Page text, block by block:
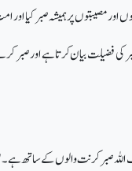
مصیبتوں پر ہمیشہ صبر کیا اور
کی فضیلت بیان کرتا ہے اور صبر
صبر کرنت والوں کے ساتھ ہے